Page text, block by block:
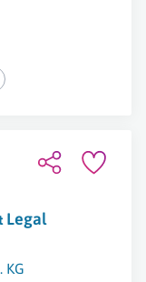
Legal
KG